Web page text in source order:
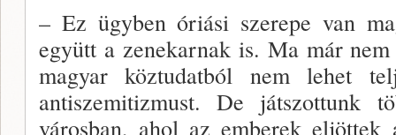
– Ez ügyben óriási szerepe van
együtt a zene­karnak is. Ma már
magyar köztudatból nem le­het
antisze­mitizmust. De játszottunk
városban, ahol az em­berek